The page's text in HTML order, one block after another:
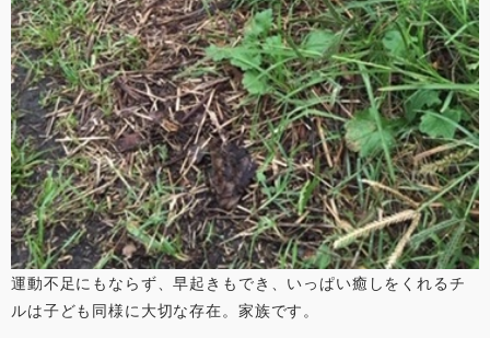
運動不足にもならず、早起きもでき、いっぱい癒しをくれるチ
ルは子ども同様に大切な存在。家族です。